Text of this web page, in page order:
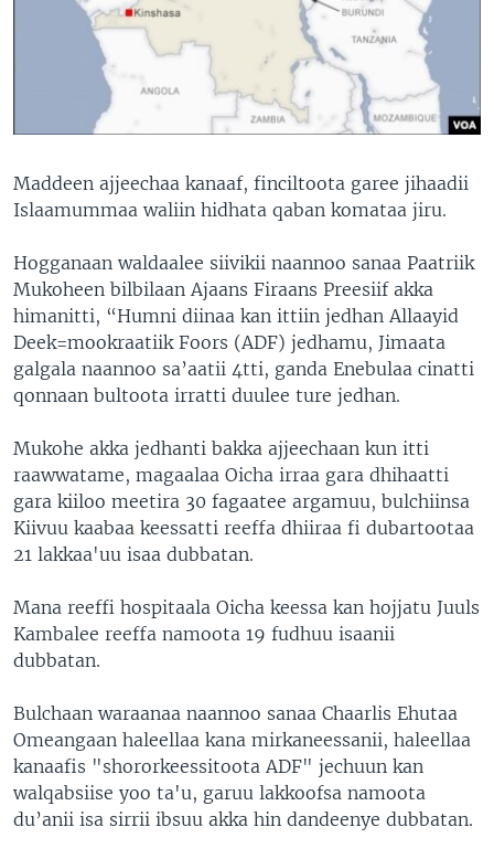
Maddeen ajjeechaa kanaaf, finciltoota garee jihaadii
Islaamummaa waliin hidhata qaban komataa jiru.
Hogganaan waldaalee siivikii naannoo sanaa Paatriik
Mukoheen bilbilaan Ajaans Firaans Preesiif akka
himanitti, “Humni diinaa kan ittiin jedhan Allaayid
Deek=mookraatiik Foors (ADF) jedhamu, Jimaata
galgala naannoo sa’aatii 4tti, ganda Enebulaa cinatti
qonnaan bultoota irratti duulee ture jedhan.
Mukohe akka jedhanti bakka ajjeechaan kun itti
raawwatame, magaalaa Oicha irraa gara dhihaatti
gara kiiloo meetira 30 fagaatee argamuu, bulchiinsa
Kiivuu kaabaa keessatti reeffa dhiiraa fi dubartootaa
21 lakkaa'uu isaa dubbatan.
Mana reeffi hospitaala Oicha keessa kan hojjatu Juuls
Kambalee reeffa namoota 19 fudhuu isaanii
dubbatan.
Bulchaan waraanaa naannoo sanaa Chaarlis Ehutaa
Omeangaan haleellaa kana mirkaneessanii, haleellaa
kanaafis "shororkeessitoota ADF" jechuun kan
walqabsiise yoo ta'u, garuu lakkoofsa namoota
du’anii isa sirrii ibsuu akka hin dandeenye dubbatan.